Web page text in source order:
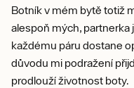
Botník v mém bytě totiž
alespoň mých, partnerka
každému páru dostane
důvodu mi podražení
prodlouží životnost boty.